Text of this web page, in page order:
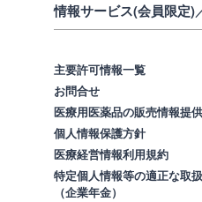
情報サービス(会員限定)
主要許可情報一覧
お問合せ
医療用医薬品の販売情報提
個人情報保護方針
医療経営情報利用規約
特定個人情報等の適正な取
（企業年金）